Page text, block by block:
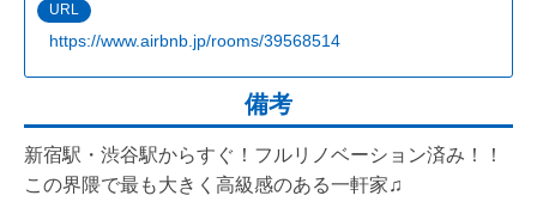
URL
https://www.airbnb.jp/rooms/39568514
備考
新宿駅・渋谷駅からすぐ！フルリノベーション済み！！
この界隈で最も大きく高級感のある一軒家♫